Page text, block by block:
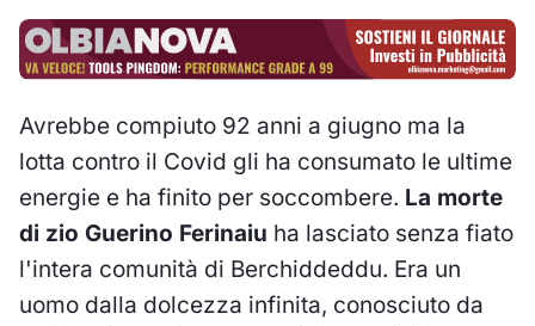
Avrebbe compiuto 92 anni a giugno ma la
lotta contro il Covid gli ha consumato le ultime
energie e ha finito per soccombere. La morte
di zio Guerino Ferinaiu ha lasciato senza fiato
l'intera comunità di Berchiddeddu. Era un
uomo dalla dolcezza infinita, conosciuto da